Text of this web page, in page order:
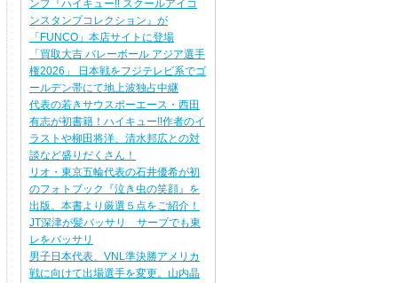
ンプ『ハイキュー!! スクールアイコ
ンスタンプコレクション』が
「FUNCO」本店サイトに登場
「買取大吉 バレーボール アジア選手
権2026」 日本戦をフジテレビ系でゴ
ールデン帯にて地上波独占中継
代表の若きサウスポーエース・西田
有志が初書籍！ハイキュー!!作者のイ
ラストや柳田将洋、清水邦広との対
談など盛りだくさん！
リオ・東京五輪代表の石井優希が初
のフォトブック『泣き虫の笑顔』を
出版。本書より厳選５点をご紹介！
JT深津が髪バッサリ サーブでも東
レをバッサリ
男子日本代表、VNL準決勝アメリカ
戦に向けて出場選手を変更。山内晶